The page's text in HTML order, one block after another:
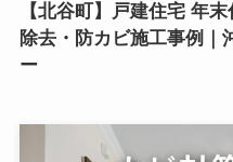
【北谷町】戸建住宅 年
除去・防カビ施工事例｜
ー